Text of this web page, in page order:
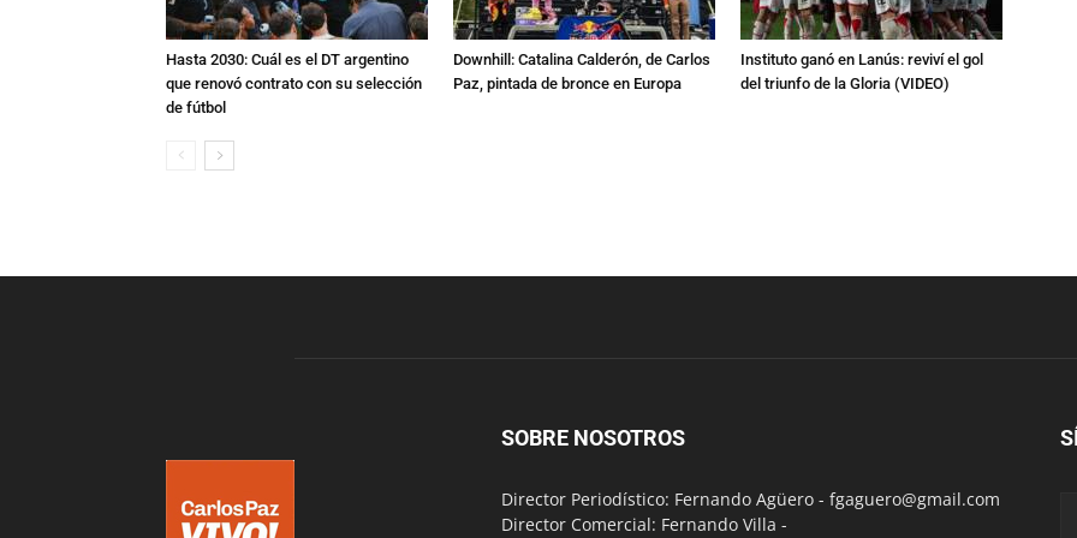
Hasta 2030: Cuál es el DT argentino
que renovó contrato con su selección
de fútbol
Downhill: Catalina Calderón, de Carlos
Paz, pintada de bronce en Europa
Instituto ganó en Lanús: reviví el gol
del triunfo de la Gloria (VIDEO)
SOBRE NOSOTROS
Director Periodístico: Fernando Agüero - fgaguero@gmail.com
Director Comercial: Fernando Villa -